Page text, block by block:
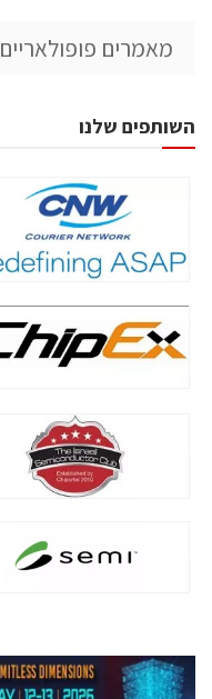
מאמרים פופולאריים
השותפים שלנו